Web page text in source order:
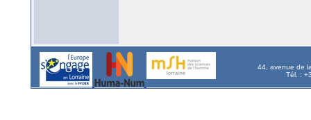
44, avenue de
Tél. :